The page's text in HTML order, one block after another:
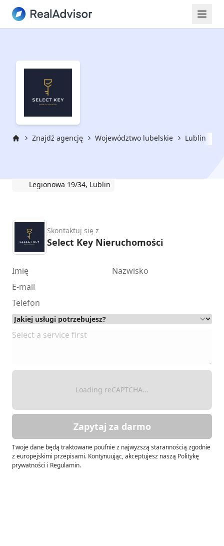
Znajdź agencję Województwo lubelskie Lublin
Legionowa 19/34, Lublin
Skontaktuj się z
Select Key Nieruchomości
Loading reCAPTCHA...
Zapytaj za darmo
Twoje dane będą traktowane poufnie z najwyższą starannością zgodnie
z europejskimi przepisami. Kontynuując, akceptujesz naszą Politykę
prywatności i Regulamin.